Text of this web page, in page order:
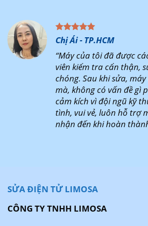
Chị Ái - TP.HCM
“Máy của tôi đã được
viên kiểm tra cẩn thận,
chóng. Sau khi sửa,
mà, không có vấn đề gì
cảm kích vì đội ngũ kỹ
tình, vui vẻ, luôn hỗ trợ
nhận đến khi hoàn
SỬA ĐIỆN TỬ LIMOSA
CÔNG TY TNHH LIMOSA